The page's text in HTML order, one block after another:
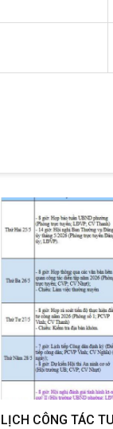
LỊCH CÔNG TÁC